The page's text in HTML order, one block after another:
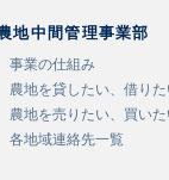
地中間管理事業部
事業の仕組み
農地を貸したい、借り
農地を売りたい、買い
各地域連絡先一覧